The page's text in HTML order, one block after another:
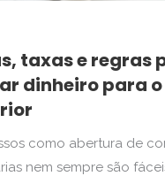
taxas e regras
dinheiro para o
como abertura de
nem sempre são